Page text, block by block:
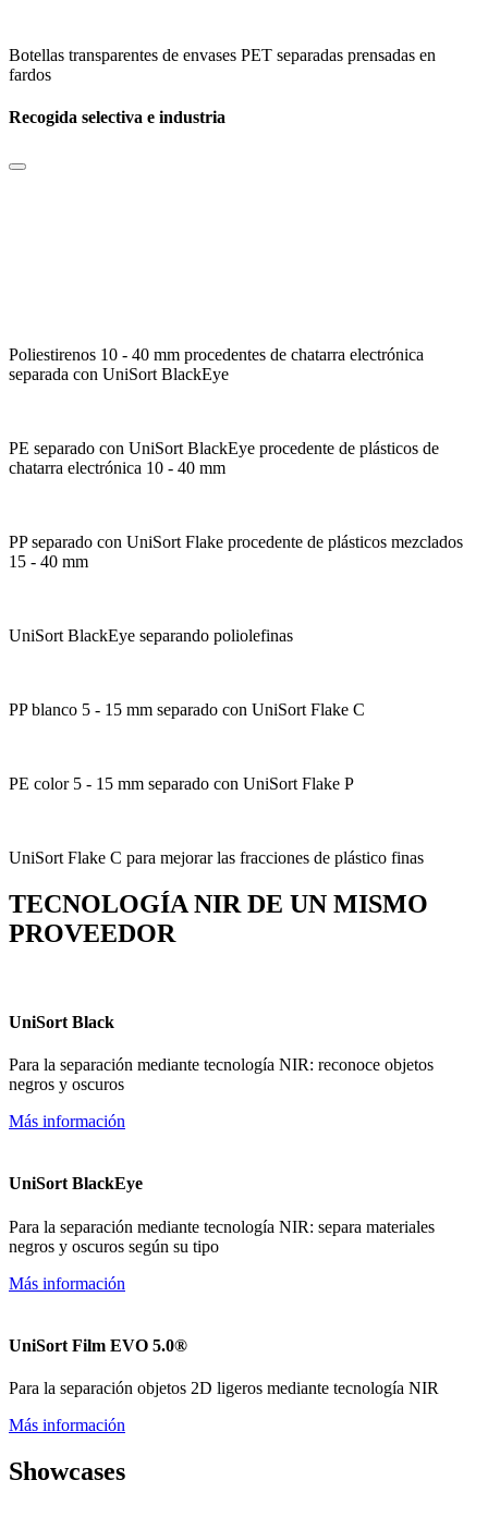
Botellas transparentes de envases PET separadas prensadas en
fardos
Recogida selectiva e industria
Poliestirenos 10 - 40 mm procedentes de chatarra electrónica
separada con UniSort BlackEye
PE separado con UniSort BlackEye procedente de plásticos de
chatarra electrónica 10 - 40 mm
PP separado con UniSort Flake procedente de plásticos mezclados
15 - 40 mm
UniSort BlackEye separando poliolefinas
PP blanco 5 - 15 mm separado con UniSort Flake C
PE color 5 - 15 mm separado con UniSort Flake P
UniSort Flake C para mejorar las fracciones de plástico finas
TECNOLOGÍA NIR DE UN MISMO
PROVEEDOR
UniSort Black
Para la separación mediante tecnología NIR: reconoce objetos
negros y oscuros
Más información
UniSort BlackEye
Para la separación mediante tecnología NIR: separa materiales
negros y oscuros según su tipo
Más información
UniSort Film EVO 5.0®
Para la separación objetos 2D ligeros mediante tecnología NIR
Más información
Showcases